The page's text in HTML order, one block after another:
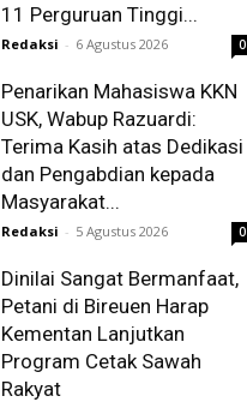
11 Perguruan Tinggi...
Redaksi - 6 Agustus 2026 0
Penarikan Mahasiswa KKN
USK, Wabup Razuardi:
Terima Kasih atas Dedikasi
dan Pengabdian kepada
Masyarakat...
Redaksi - 5 Agustus 2026 0
Dinilai Sangat Bermanfaat,
Petani di Bireuen Harap
Kementan Lanjutkan
Program Cetak Sawah
Rakyat